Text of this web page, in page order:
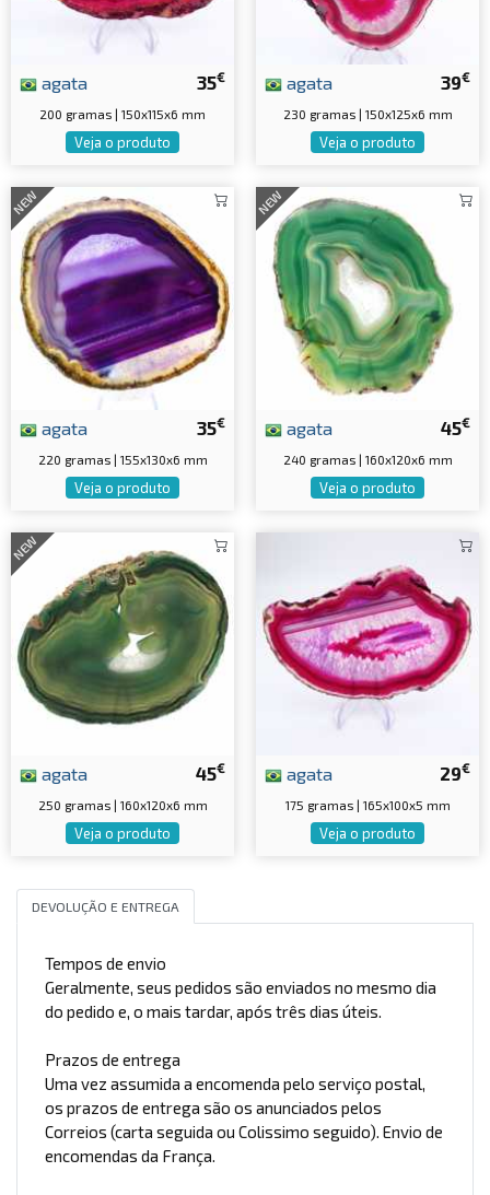
35€
agata
200 gramas | 150x115x6 mm
Veja o produto
39€
agata
230 gramas | 150x125x6 mm
Veja o produto
NEW
35€
agata
220 gramas | 155x130x6 mm
Veja o produto
NEW
45€
agata
240 gramas | 160x120x6 mm
Veja o produto
NEW
45€
agata
250 gramas | 160x120x6 mm
Veja o produto
29€
agata
175 gramas | 165x100x5 mm
Veja o produto
DEVOLUÇÃO E ENTREGA
Tempos de envio
Geralmente, seus pedidos são enviados no mesmo dia
do pedido e, o mais tardar, após três dias úteis.
Prazos de entrega
Uma vez assumida a encomenda pelo serviço postal,
os prazos de entrega são os anunciados pelos
Correios (carta seguida ou Colissimo seguido). Envio de
encomendas da França.